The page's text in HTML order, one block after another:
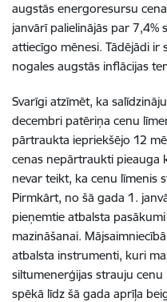
augstās energoresursu
janvārī palielinājās par 7,4%
attiecīgo mēnesi. Tādējādi ir
nogales augstās inflācijas
Svarīgi atzīmēt, ka
decembri patēriņa cenu
pārtraukta iepriekšējo 12
cenas nepārtraukti pieauga
nevar teikt, ka cenu līmenis
Pirmkārt, no šā gada 1.
pieņemtie atbalsta
mazināšanai.
atbalsta instrumenti, kuri
siltumenerģijas strauju
spēkā līdz šā gada aprīļa